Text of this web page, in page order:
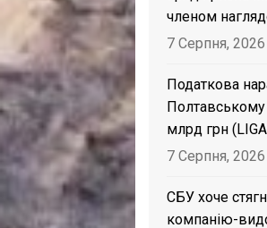
членом
7 Серпня, 2026
Податкова
млрд грн
7 Серпня, 2026
СБУ хоче
компанію-